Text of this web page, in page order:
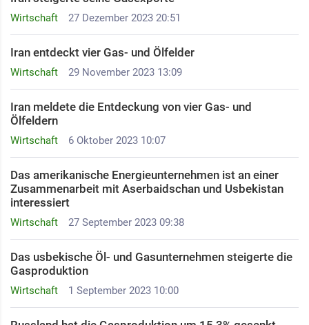
Wirtschaft 27 Dezember 2023 20:51
Wirtschaft 29 November 2023 13:09
Iran entdeckt vier Gas- und Ölfelder
Wirtschaft 6 Oktober 2023 10:07
Iran meldete die Entdeckung von vier Gas- und
Ölfeldern
Wirtschaft 27 September 2023 09:38
Das amerikanische Energieunternehmen ist an einer
Zusammenarbeit mit Aserbaidschan und Usbekistan
interessiert
Wirtschaft 1 September 2023 10:00
Das usbekische Öl- und Gasunternehmen steigerte die
Gasproduktion ​